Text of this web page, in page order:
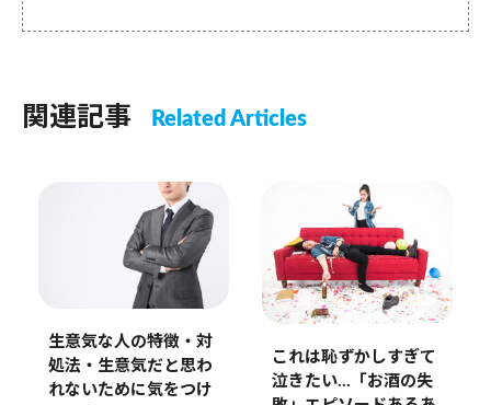
関連記事 Related Articles
生意気な人の特徴・対
処法・生意気だと思わ
れないために気をつけ
これは恥ずかしすぎて
泣きたい…「お酒の失